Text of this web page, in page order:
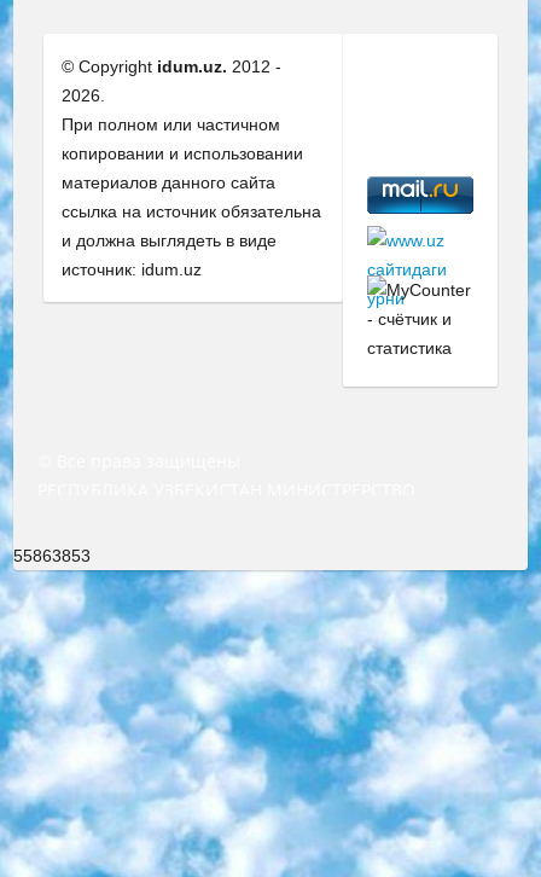
© Copyright idum.uz. 2012 -
2026.
При полном или частичном
копировании и использовании
материалов данного сайта
ссылка на источник обязательна
и должна выглядеть в виде
источник: idum.uz
55863853